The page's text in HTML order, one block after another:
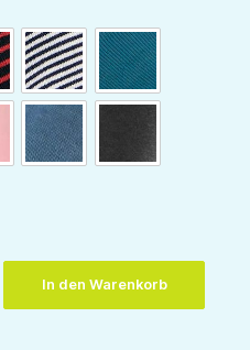
schwarz
indigo-naturpetrol
denim-blau anthrazit
In den Warenkorb